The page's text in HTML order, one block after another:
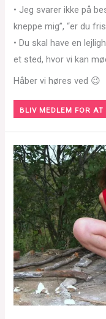
• Jeg svarer ikke på
kneppe mig”, “er du
• Du skal have en
et sted, hvor vi kan
Håber vi høres ved 😉
BLIV MEDLEM FOR